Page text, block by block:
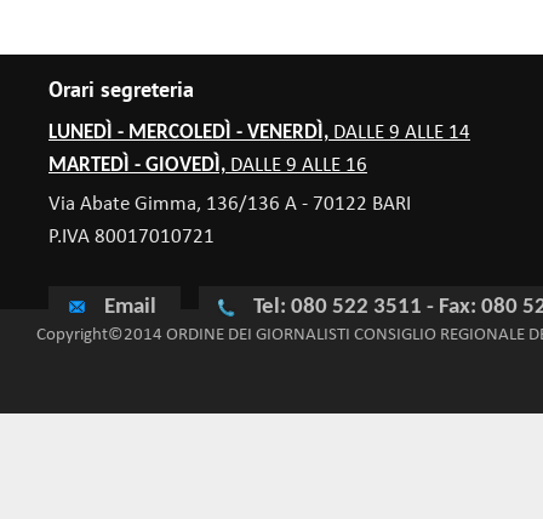
Orari segreteria
LUNEDÌ - MERCOLEDÌ - VENERDÌ, DALLE 9 ALLE 14
MARTEDÌ - GIOVEDÌ, DALLE 9 ALLE 16
Via Abate Gimma, 136/136 A - 70122 BARI
P.IVA 80017010721
Email Tel: 080 522 3511 - Fax: 080
Copyright©2014 ORDINE DEI GIORNALISTI CONSIGLIO